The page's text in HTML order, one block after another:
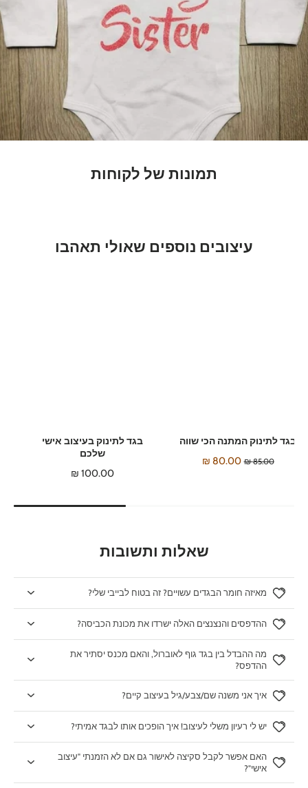
תמונות של לקוחות
עיצובים נוספים שאולי תאהבו
בגד לתינוק בעיצוב אישי
שלכם
100.00 ₪
בגד לתינוק המתנה הכי שווה
85.00 ₪
80.00 ₪
שאלות ותשובות
מאיזה חומר הבגדים עשויים? זה בטוח לבייבי שלי?
ההדפסים והנצנצים האלה ישרדו את מכונת הכביסה?
מה ההבדל בין בגד גוף לאוברול, והאם מכנס יסתיר את
ההדפס?
איך אני משנה שם/צבע/גיל בעיצוב קיים?
יש לי רעיון משלי לעיצוב! איך הופכים אותו לבגד אמיתי?
האם אפשר לקבל סקיצה לאישור גם אם לא הזמנתי "עיצוב
אישי"?